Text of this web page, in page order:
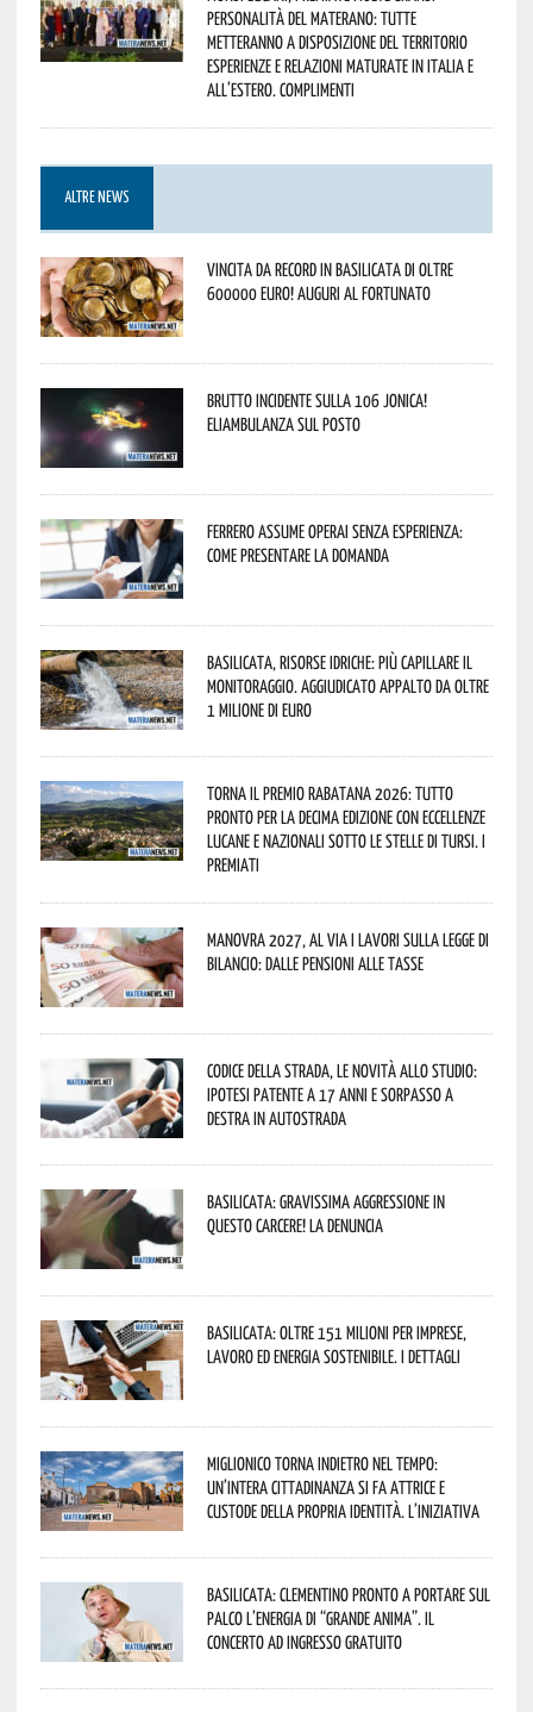
personalità del materano: tutte
metteranno a disposizione del territorio
esperienze e relazioni maturate in Italia e
all’estero. Complimenti
ALTRE NEWS
Vincita da record in Basilicata di oltre
600000 euro! Auguri al fortunato
Brutto incidente sulla 106 Jonica!
Eliambulanza sul posto
Ferrero assume operai senza esperienza:
come presentare la domanda
Basilicata, Risorse idriche: più capillare il
monitoraggio. Aggiudicato appalto da oltre
1 milione di euro
Torna il Premio Rabatana 2026: tutto
pronto per la decima edizione con eccellenze
lucane e nazionali sotto le stelle di Tursi. I
premiati
Manovra 2027, al via i lavori sulla Legge di
Bilancio: dalle pensioni alle tasse
Codice della strada, le novità allo studio:
ipotesi patente a 17 anni e sorpasso a
destra in autostrada
Basilicata: gravissima aggressione in
questo Carcere! La denuncia
Basilicata: oltre 151 milioni per imprese,
lavoro ed energia sostenibile. I dettagli
Miglionico torna indietro nel tempo:
un’intera cittadinanza si fa attrice e
custode della propria identità. L’iniziativa
Basilicata: Clementino pronto a portare sul
palco l’energia di “Grande Anima”. Il
concerto ad ingresso gratuito